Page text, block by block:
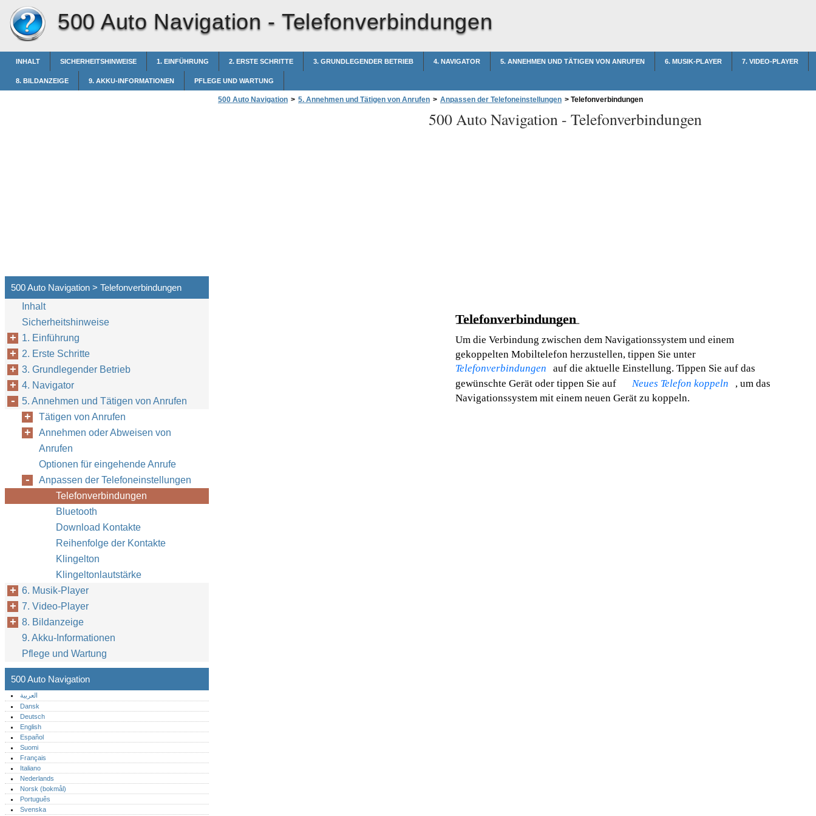
500 Auto Navigation - Telefonverbindungen
INHALT SICHERHEITSHINWEISE 1. EINFÜHRUNG 2. ERSTE SCHRITTE 3. GRUNDLEGENDER BETRIEB 4. NAVIGATOR 5. ANNEHMEN UND TÄTIGEN VON ANRUFEN 6. MUSIK-PLAYER 7. VIDEO-PLAYER
8. BILDANZEIGE 9. AKKU-INFORMATIONEN PFLEGE UND WARTUNG
500 Auto Navigation > 5. Annehmen und Tätigen von Anrufen > Anpassen der Telefoneinstellungen > Telefonverbindungen
500 Auto Navigation - Telefonverbindungen
Telefonverbindungen
Um die Verbindung zwischen dem Navigationssystem und einem
gekoppelten Mobiltelefon herzustellen, tippen Sie unter
Telefonverbindungen
auf die aktuelle Einstellung. Tippen Sie auf das
gewünschte Gerät oder tippen Sie auf
Neues Telefon koppeln
, um das
Navigationssystem mit einem neuen Gerät zu koppeln.
500 Auto Navigation > Telefonverbindungen
Inhalt
Sicherheitshinweise
1. Einführung
2. Erste Schritte
3. Grundlegender Betrieb
4. Navigator
5. Annehmen und Tätigen von Anrufen
Tätigen von Anrufen
Annehmen oder Abweisen von
Anrufen
Optionen für eingehende Anrufe
Anpassen der Telefoneinstellungen
Telefonverbindungen
Bluetooth
Download Kontakte
Reihenfolge der Kontakte
Klingelton
Klingeltonlautstärke
6. Musik-Player
7. Video-Player
8. Bildanzeige
9. Akku-Informationen
Pflege und Wartung
500 Auto Navigation
العربية
Dansk
Deutsch
English
Español
Suomi
Français
Italiano
Nederlands
Norsk (bokmål)‎
Português‎
Svenska